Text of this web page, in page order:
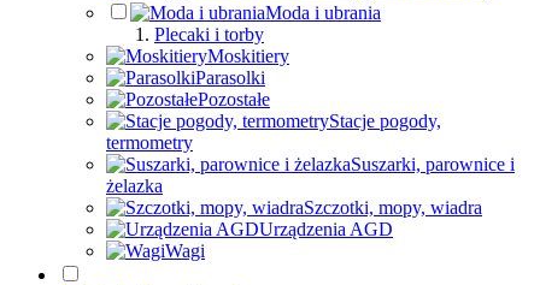
Moda i ubrania
Plecaki i torby
Moskitiery
Parasolki
Pozostałe
Stacje pogody,
termometry
Suszarki, parownice i
żelazka
Szczotki, mopy, wiadra
Urządzenia AGD
Wagi